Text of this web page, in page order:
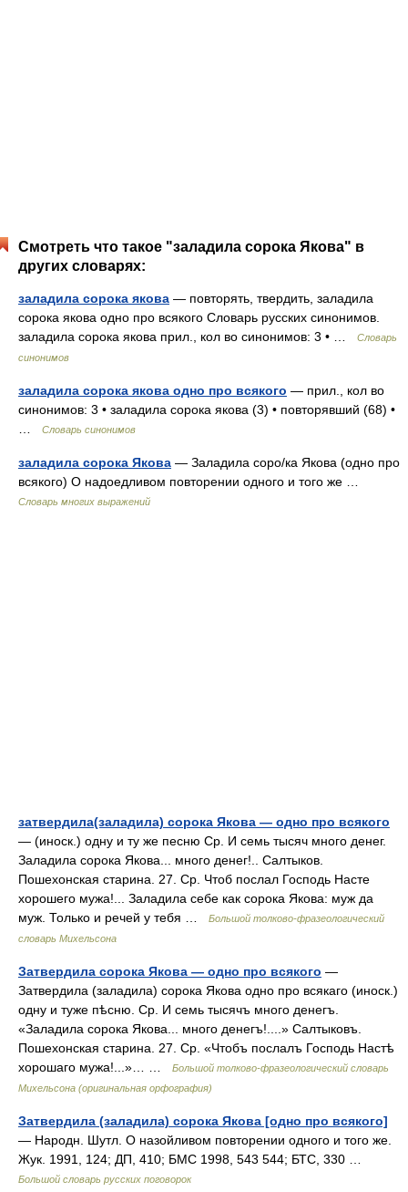
Смотреть что такое "заладила сорока Якова" в
других словарях:
заладила сорока якова — повторять, твердить, заладила
сорока якова одно про всякого Словарь русских синонимов.
заладила сорока якова прил., кол во синонимов: 3 • …
Словарь
синонимов
заладила сорока якова одно про всякого — прил., кол во
синонимов: 3 • заладила сорока якова (3) • повторявший (68) •
Словарь синонимов
заладила сорока Якова — Заладила соро/ка Якова (одно про
всякого) О надоедливом повторении одного и того же …
Словарь многих выражений
затвердила(заладила) сорока Якова — одно про всякого
— (иноск.) одну и ту же песню Ср. И семь тысяч много денег.
Заладила сорока Якова... много денег!.. Салтыков.
Пошехонская старина. 27. Ср. Чтоб послал Господь Насте
хорошего мужа!... Заладила себе как сорока Якова: муж да
муж. Только и речей у тебя …
Большой толково-фразеологический
словарь Михельсона
Затвердила сорока Якова — одно про всякого —
Затвердила (заладила) сорока Якова одно про всякаго (иноск.)
одну и туже пѣсню. Ср. И семь тысячъ много денегъ.
«Заладила сорока Якова... много денегъ!....» Салтыковъ.
Пошехонская старина. 27. Ср. «Чтобъ послалъ Господь Настѣ
хорошаго мужа!...»… …
Большой толково-фразеологический словарь
Михельсона (оригинальная орфография)
Затвердила (заладила) сорока Якова [одно про всякого]
— Народн. Шутл. О назойливом повторении одного и того же.
Жук. 1991, 124; ДП, 410; БМС 1998, 543 544; БТС, 330 …
Большой словарь русских поговорок